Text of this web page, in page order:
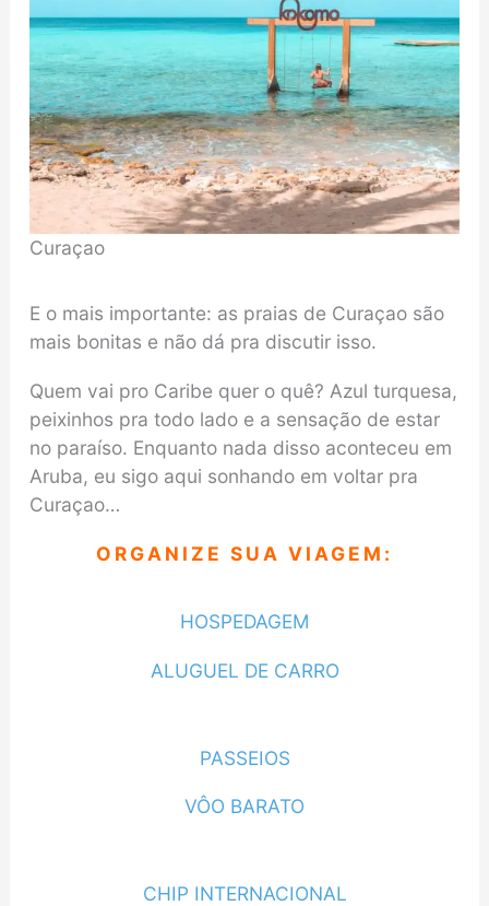
Curaçao
E o mais importante: as praias de Curaçao são
mais bonitas e não dá pra discutir isso.
Quem vai pro Caribe quer o quê? Azul turquesa,
peixinhos pra todo lado e a sensação de estar
no paraíso. Enquanto nada disso aconteceu em
Aruba, eu sigo aqui sonhando em voltar pra
Curaçao…
ORGANIZE SUA VIAGEM:
HOSPEDAGEM
ALUGUEL DE CARRO
PASSEIOS
VÔO BARATO
CHIP INTERNACIONAL